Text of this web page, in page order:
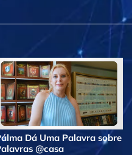
Dá Uma Palavra sobre
@casa